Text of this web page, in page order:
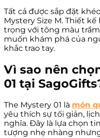
Tất cả được sắp đặt
Mystery Size M. Thiết
trọng với tông màu
muốn khám phá của
khắc trao tay.
Vì sao nên
01 tại
The Mystery 01 là món
yêu thích sự tối giản,
nghĩa. Đây là lựa chọn
tượng nhẹ nhàng